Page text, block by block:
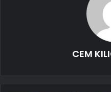
CEM